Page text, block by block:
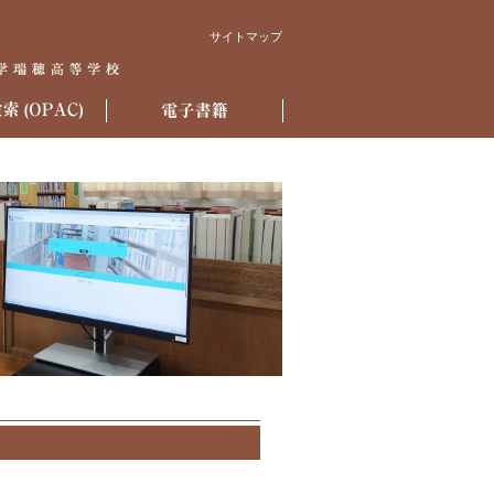
サイトマップ